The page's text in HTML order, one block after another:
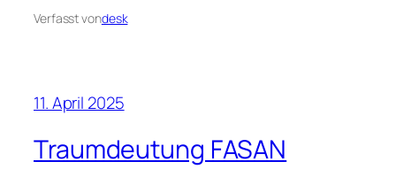
Verfasst vondesk
11. April 2025
Traumdeutung FASAN